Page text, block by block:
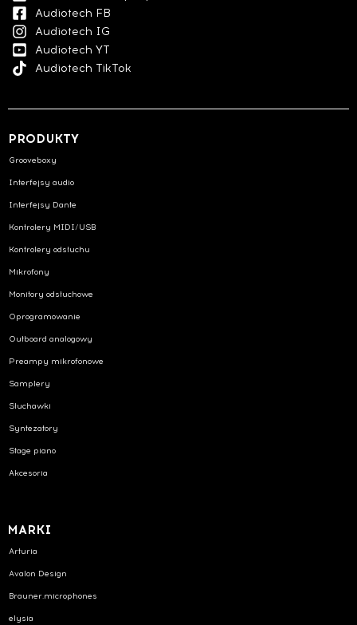
Audiotech FB
Audiotech IG
Audiotech YT
Audiotech TikTok
PRODUKTY
Grooveboxy
Interfejsy audio
Interfejsy Dante
Kontrolery MIDI/USB
Kontrolery odsłuchu
Mikrofony
Monitory odsłuchowe
Oprogramowanie
Outboard analogowy
Preampy mikrofonowe
Samplery
Słuchawki
Syntezatory
Stage piano
Akcesoria
MARKI
Arturia
Avalon Design
Brauner.microphones
elysia